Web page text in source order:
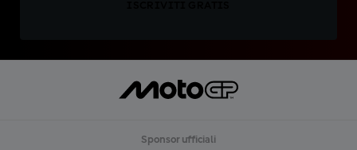
Sponsor ufficiali